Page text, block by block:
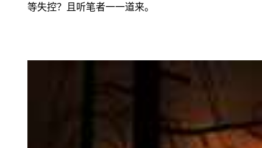
等失控？且听笔者一一道来。